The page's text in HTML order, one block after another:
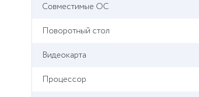
Совместимые ОС
Поворотный стол
Видеокарта
Процессор